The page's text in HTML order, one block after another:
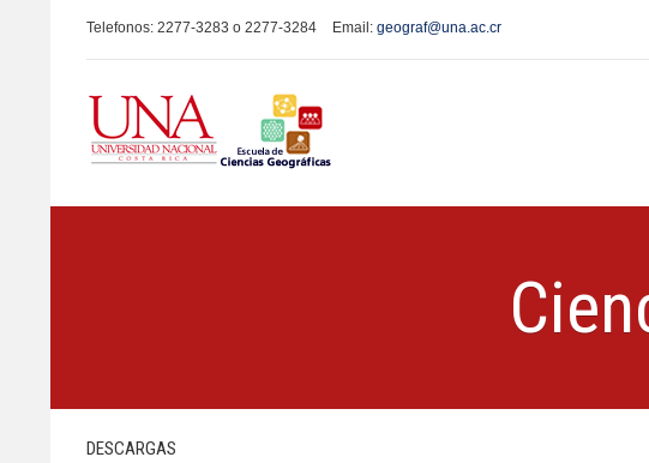
Telefonos: 2277-3283 o 2277-3284 Email: geograf@una.ac.cr
DESCARGAS